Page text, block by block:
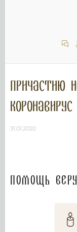
Причастию
коронавирус
31.01.2020
Помощь